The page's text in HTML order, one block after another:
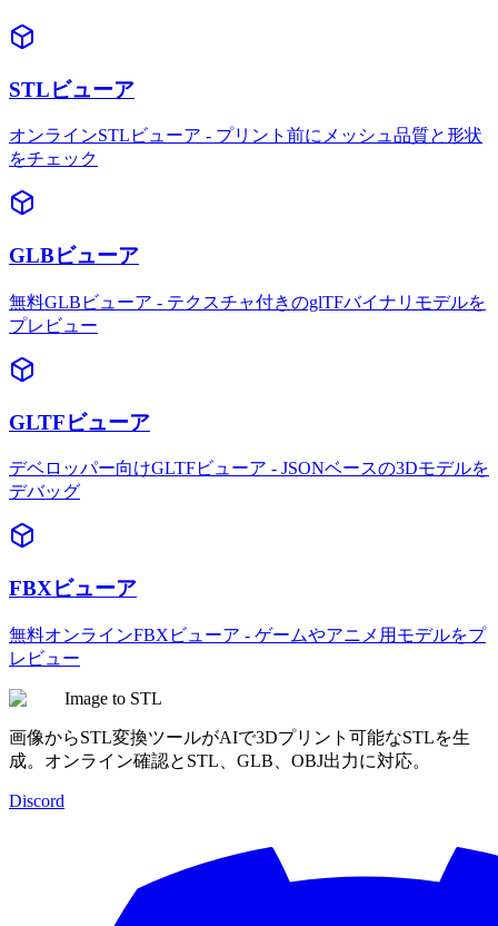
STLビューア
オンラインSTLビューア - プリント前にメッシュ品質と形状
をチェック
GLBビューア
無料GLBビューア - テクスチャ付きのglTFバイナリモデルを
プレビュー
GLTFビューア
デベロッパー向けGLTFビューア - JSONベースの3Dモデルを
デバッグ
FBXビューア
無料オンラインFBXビューア - ゲームやアニメ用モデルをプ
レビュー
Image to STL
画像からSTL変換ツールがAIで3Dプリント可能なSTLを生
成。オンライン確認とSTL、GLB、OBJ出力に対応。
Discord